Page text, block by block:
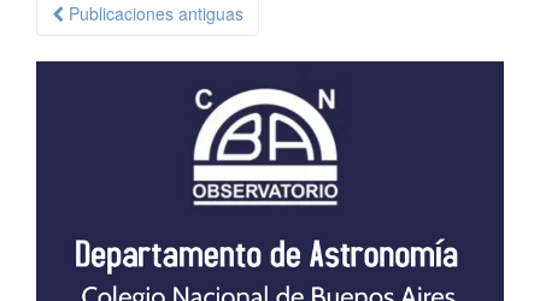
Navegación de
publicaciones
Publicaciones antiguas